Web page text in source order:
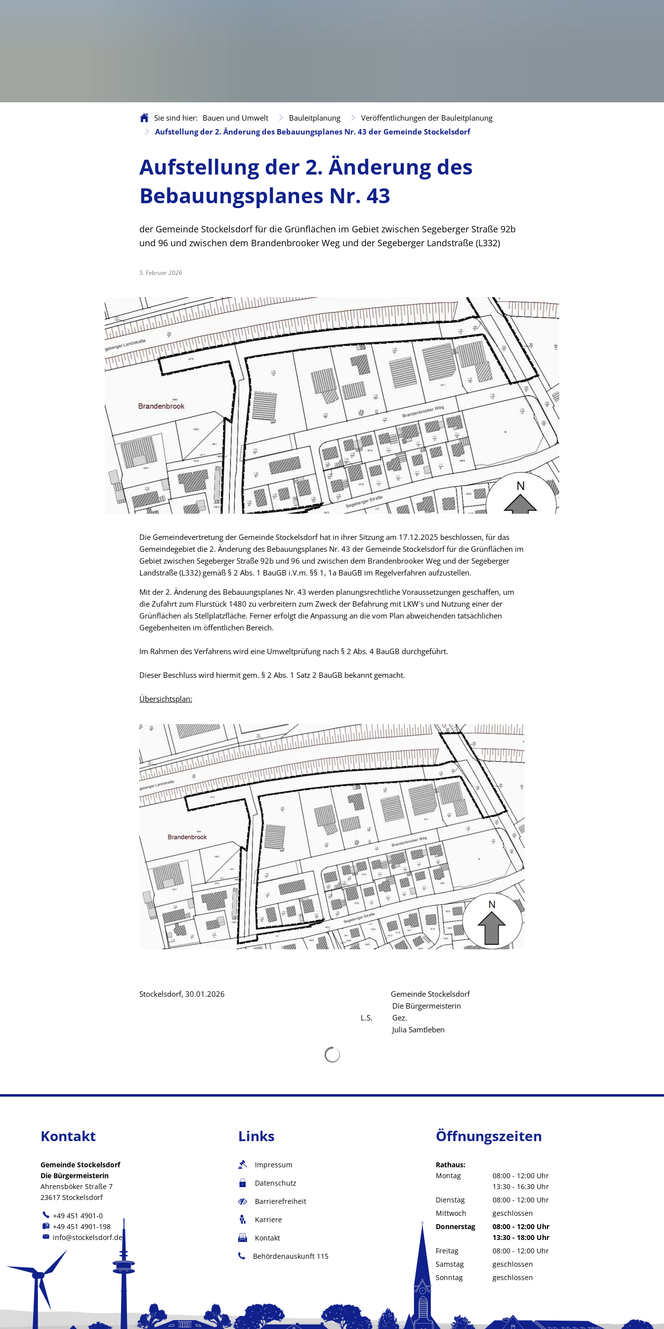
Sie sind hier: Bauen und Umwelt Bauleitplanung
Veröffentlichungen der Bauleitplanung
Aufstellung der 2. Änderung des Bebauungsplanes Nr. 43 der Gemeinde Stockelsdorf
Aufstellung der 2. Änderung des
Bebauungsplanes Nr. 43
der Gemeinde Stockelsdorf für die Grünflächen im Gebiet zwischen Segeberger Straße 92b
und 96 und zwischen dem Brandenbrooker Weg und der Segeberger Landstraße (L332)
5. Februar 2026
Die Gemeindevertretung der Gemeinde Stockelsdorf hat in ihrer Sitzung am 17.12.2025 beschlossen, für das
Gemeindegebiet die 2. Änderung des Bebauungsplanes Nr. 43 der Gemeinde Stockelsdorf für die Grünflächen im
Gebiet zwischen Segeberger Straße 92b und 96 und zwischen dem Brandenbrooker Weg und der Segeberger
Landstraße (L332) gemäß § 2 Abs. 1 BauGB i.V.m. §§ 1, 1a BauGB im Regelverfahren aufzustellen.
Mit der 2. Änderung des Bebauungsplanes Nr. 43 werden planungsrechtliche Voraussetzungen geschaffen, um
die Zufahrt zum Flurstück 1480 zu verbreitern zum Zweck der Befahrung mit LKW´s und Nutzung einer der
Grünflächen als Stellplatzfläche. Ferner erfolgt die Anpassung an die vom Plan abweichenden tatsächlichen
Gegebenheiten im öffentlichen Bereich.
Im Rahmen des Verfahrens wird eine Umweltprüfung nach § 2 Abs. 4 BauGB durchgeführt.
Dieser Beschluss wird hiermit gem. § 2 Abs. 1 Satz 2 BauGB bekannt gemacht.
Übersichtsplan:
Stockelsdorf, 30.01.2026 Gemeinde Stockelsdorf
Die Bürgermeisterin
L.S. Gez.
Julia Samtleben
Kontakt
Gemeinde Stockelsdorf
Die Bürgermeisterin
Ahrensböker Straße 7
23617 Stockelsdorf
+49 451 4901-0
+49 451 4901-198
info@stockelsdorf.de
Links
Impressum
Datenschutz
Barrierefreiheit
Karriere
Kontakt
Behördenauskunft 115
Öffnungszeiten
Rathaus:
Montag
08:00 - 12:00 Uhr
Von 08:00 bis 12:00 Uhr
13:30 - 16:30 Uhr
Von 13:30 bis 16:30 Uhr
Dienstag 08:00 - 12:00 Uhr
Von 08:00 bis 12:00 Uhr
Mittwoch
geschlossen
Donnerstag
08:00 - 12:00 Uhr
Von 08:00 bis 12:00 Uhr
13:30 - 18:00 Uhr
Von 13:30 bis 18:00 Uhr
Freitag 08:00 - 12:00 Uhr
Von 08:00 bis 12:00 Uhr
Samstag
geschlossen
Sonntag
geschlossen